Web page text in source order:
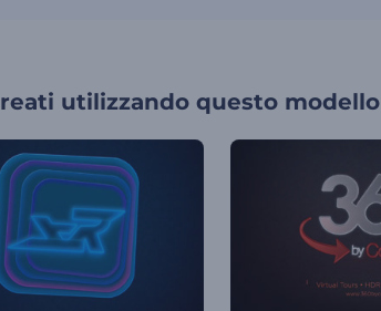
utilizzando questo modello